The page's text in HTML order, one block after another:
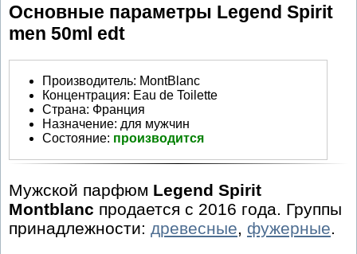
Основные параметры Legend Spirit
men 50ml edt
Производитель: MontBlanc
Концентрация: Eau de Toilette
Страна: Франция
Назначение: для мужчин
Состояние: производится
Мужской парфюм Legend Spirit
Montblanc продается с 2016 года. Группы
принадлежности: древесные, фужерные.